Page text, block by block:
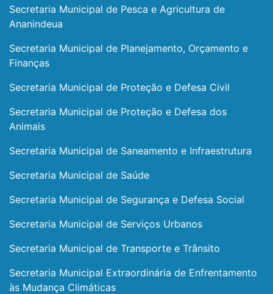
Secretaria Municipal de Pesca e Agricultura de
Ananindeua
Secretaria Municipal de Planejamento, Orçamento e
Finanças
Secretaria Municipal de Proteção e Defesa Civil
Secretaria Municipal de Proteção e Defesa dos
Animais
Secretaria Municipal de Saneamento e Infraestrutura
Secretaria Municipal de Saúde
Secretaria Municipal de Segurança e Defesa Social
Secretaria Municipal de Serviços Urbanos
Secretaria Municipal de Transporte e Trânsito
Secretaria Municipal Extraordinária de Enfrentamento
às Mudança Climáticas